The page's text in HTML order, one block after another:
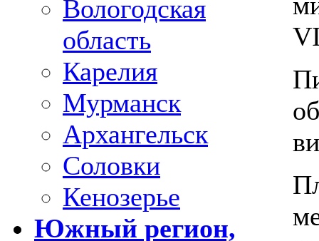
Вологодская
область
Карелия
Мурманск
Архангельск
Соловки
Кенозерье
Южный регион,